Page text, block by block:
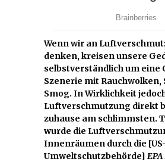
Wenn wir an
denken, kreisen unsere
selbstverständlich um eine
Szenerie mit Rauchwolken,
Smog. In Wirklichkeit
Luftverschmutzung direkt
zuhause am schlimmsten.
wurde die
Innenräumen durch die
Umweltschutzbehörde] EPA